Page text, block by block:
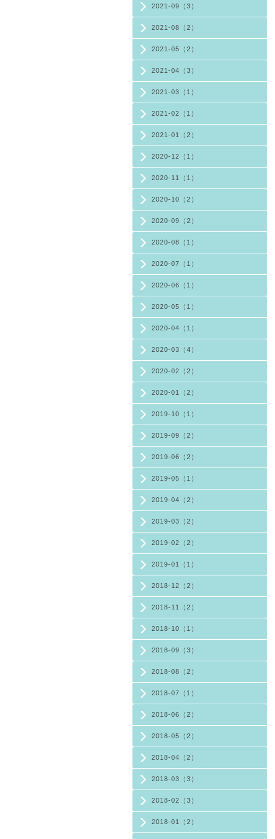
2021-09（3）
2021-08（2）
2021-05（2）
2021-04（3）
2021-03（1）
2021-02（1）
2021-01（2）
2020-12（1）
2020-11（1）
2020-10（2）
2020-09（2）
2020-08（1）
2020-07（1）
2020-06（1）
2020-05（1）
2020-04（1）
2020-03（4）
2020-02（2）
2020-01（2）
2019-10（1）
2019-09（2）
2019-06（2）
2019-05（1）
2019-04（2）
2019-03（2）
2019-02（2）
2019-01（1）
2018-12（2）
2018-11（2）
2018-10（1）
2018-09（3）
2018-08（2）
2018-07（1）
2018-06（2）
2018-05（2）
2018-04（2）
2018-03（3）
2018-02（3）
2018-01（2）